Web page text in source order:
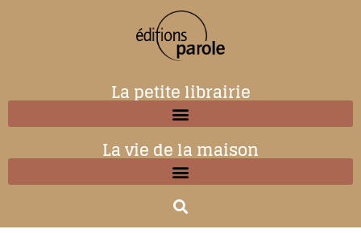
La petite librairie
La vie de la maison